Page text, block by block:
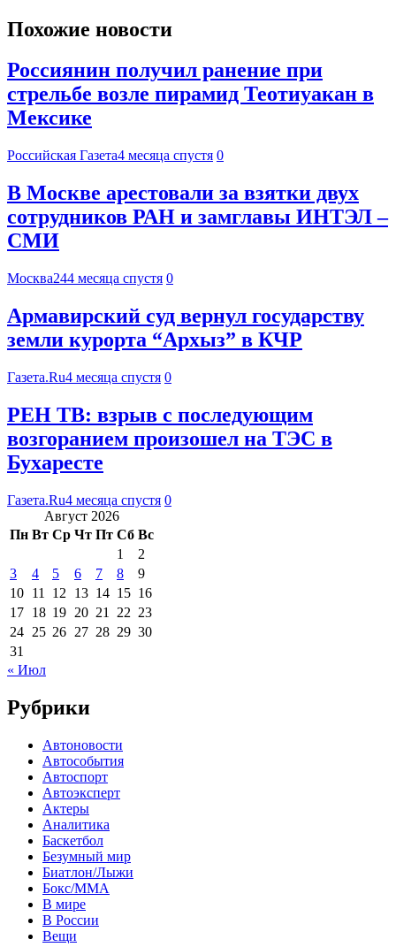
Похожие новости
Россиянин получил ранение при
стрельбе возле пирамид Теотиуакан в
Мексике
Российская Газета4 месяца спустя 0
В Москве арестовали за взятки двух
сотрудников РАН и замглавы ИНТЭЛ –
СМИ
Москва244 месяца спустя 0
Армавирский суд вернул государству
земли курорта “Архыз” в КЧР
Газета.Ru4 месяца спустя 0
РЕН ТВ: взрыв с последующим
возгоранием произошел на ТЭС в
Бухаресте
Газета.Ru4 месяца спустя 0
Август 2026
Пн Вт Ср Чт Пт Сб Вс
1
2
3
4 5 6 7 8
9
10 11 12 13 14 15 16
17 18 19 20 21 22 23
24 25 26 27 28 29 30
31
« Июл
Рубрики
Автоновости
Автособытия
Автоспорт
Автоэксперт
Актеры
Аналитика
Баскетбол
Безумный мир
Биатлон/Лыжи
Бокс/MMA
В мире
В России
Вещи